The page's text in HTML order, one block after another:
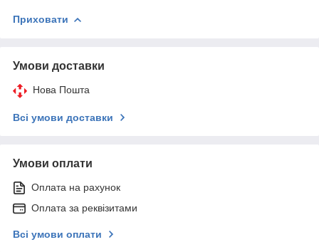
Приховати
Умови доставки
Нова Пошта
Всі умови доставки
Умови оплати
Оплата на рахунок
Оплата за реквізитами
Всі умови оплати